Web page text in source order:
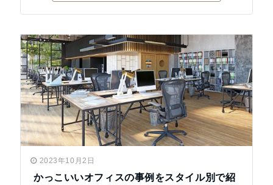
2023年10月2日
かっこいいオフィスの事例をスタイル別で紹